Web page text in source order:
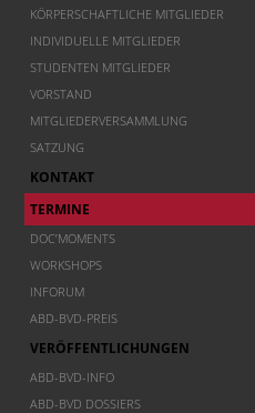
KÖRPERSCHAFTLICHE MITGLIEDER
INDIVIDUELLE MITGLIEDER
STUDENTEN MITGLIEDER
VORSTAND
MITGLIEDERVERSAMMLUNG
SATZUNG
KONTAKT
TERMINE
DOC’MOMENTS
WORKSHOPS
INFORUM
ABD-BVD-PREIS
VERÖFFENTLICHUNGEN
ABD-BVD-INFO
ABD-BVD DOSSIERS